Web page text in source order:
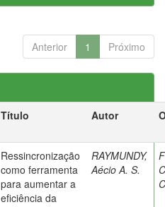
Anterior 1 Próximo
Título Autor
Ressincronização
como ferramenta
para aumentar a
eficiência da
RAYMUNDY,
Aécio A. S.